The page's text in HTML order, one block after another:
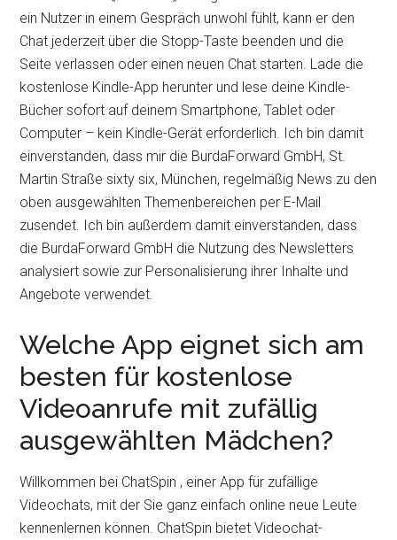
ein Nutzer in einem Gespräch unwohl fühlt, kann er den
Chat jederzeit über die Stopp-Taste beenden und die
Seite verlassen oder einen neuen Chat starten. Lade die
kostenlose Kindle-App herunter und lese deine Kindle-
Bücher sofort auf deinem Smartphone, Tablet oder
Computer – kein Kindle-Gerät erforderlich. Ich bin damit
einverstanden, dass mir die BurdaForward GmbH, St.
Martin Straße sixty six, München, regelmäßig News zu den
oben ausgewählten Themenbereichen per E-Mail
zusendet. Ich bin außerdem damit einverstanden, dass
die BurdaForward GmbH die Nutzung des Newsletters
analysiert sowie zur Personalisierung ihrer Inhalte und
Angebote verwendet.
Welche App eignet sich am
besten für kostenlose
Videoanrufe mit zufällig
ausgewählten Mädchen?
Willkommen bei ChatSpin , einer App für zufällige
Videochats, mit der Sie ganz einfach online neue Leute
kennenlernen können. ChatSpin bietet Videochat-